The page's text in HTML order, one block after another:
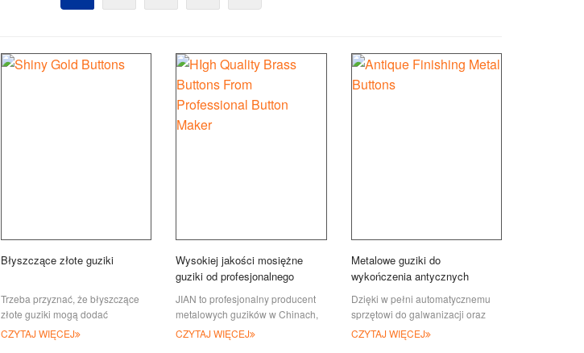
Błyszczące złote guziki
Trzeba przyznać, że błyszczące
złote guziki mogą dodać
wyrafinowania każdemu
wyglądowi, niezależnie od tego,
CZYTAJ WIĘCEJ
Wysokiej jakości mosiężne
guziki od profesjonalnego
producenta guzików
JIAN to profesjonalny producent
metalowych guzików w Chinach,
w tym guzików z mosiądzu i
aluminium. Wielu naszych
CZYTAJ WIĘCEJ
Metalowe guziki do
wykończenia antycznych
Dzięki w pełni automatycznemu
sprzętowi do galwanizacji oraz
doświadczonemu pracownikowi,
JIAN dysponuje szerokim
CZYTAJ WIĘCEJ